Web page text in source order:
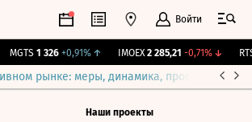
Войти
MGTS 1 326 +0,91%↑ IMOEX 2 285,21 -0,71%↓
рынке: меры, динамика, прогнозы
Наши проекты